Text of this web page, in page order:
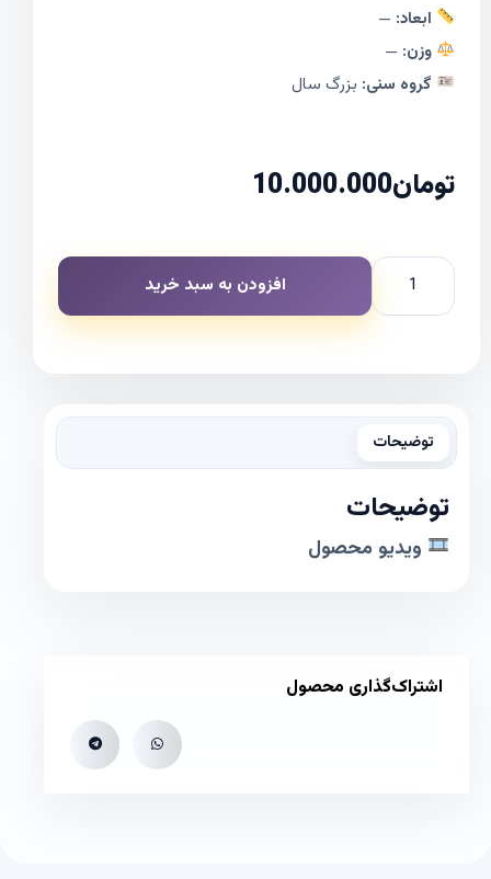
ابعاد: —
وزن: —
گروه سنی: بزرگ سال
تومان10.000.000
افزودن به سبد خرید
توضیحات
توضیحات
ویدیو محصول
اشتراک‌گذاری محصول